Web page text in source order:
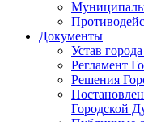
Документы
Устав
Регламент
Решения
Городской